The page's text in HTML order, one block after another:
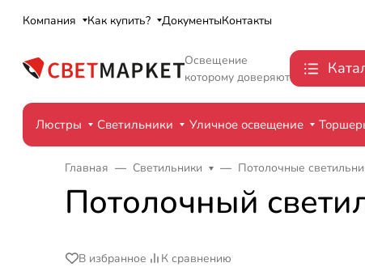
Компания Как купить? ДокументыКонтакты
Освещение
которому доверяют
Люстры Светильники Уличное освещение
Главная Светильники Потолочные
Потолочный
В избранное К сравнению